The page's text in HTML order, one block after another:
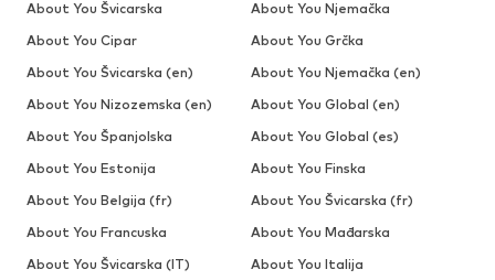
About You Švicarska
About You Njemačka
About You Cipar
About You Grčka
About You Švicarska (en)
About You Njemačka (en)
About You Nizozemska (en)
About You Global (en)
About You Španjolska
About You Global (es)
About You Estonija
About You Finska
About You Belgija (fr)
About You Švicarska (fr)
About You Francuska
About You Mađarska
About You Švicarska (IT)
About You Italija